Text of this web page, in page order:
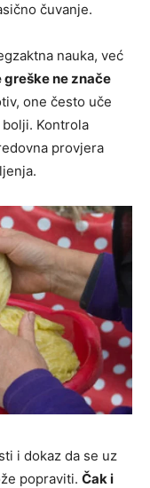
čuvanje.
nauka, već
greške ne znače
one često uče
Kontrola
provjera
i dokaz da se uz
popraviti. Čak i